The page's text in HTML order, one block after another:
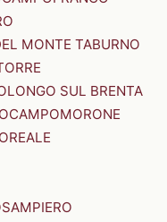
MONTE TABURNO
SUL BRENTA
CAMPOMORONE